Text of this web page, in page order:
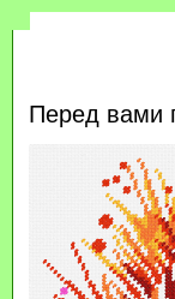
Перед вами